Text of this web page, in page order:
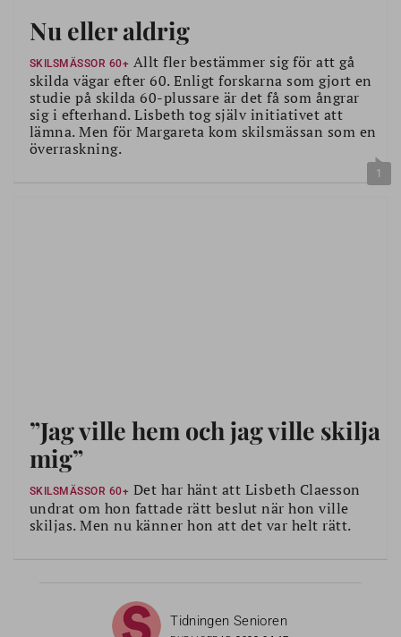
Nu eller aldrig
SKILSMÄSSOR 60+ Allt fler bestämmer sig för att gå
skilda vägar efter 60. Enligt forskarna som gjort en
studie på skilda 60-plussare är det få som ångrar
sig i efterhand. Lisbeth tog själv initiativet att
lämna. Men för Margareta kom skilsmässan som en
överraskning.
1
”Jag ville hem och jag ville skilja
mig”
SKILSMÄSSOR 60+ Det har hänt att Lisbeth Claesson
undrat om hon fattade rätt beslut när hon ville
skiljas. Men nu känner hon att det var helt rätt.
Tidningen Senioren